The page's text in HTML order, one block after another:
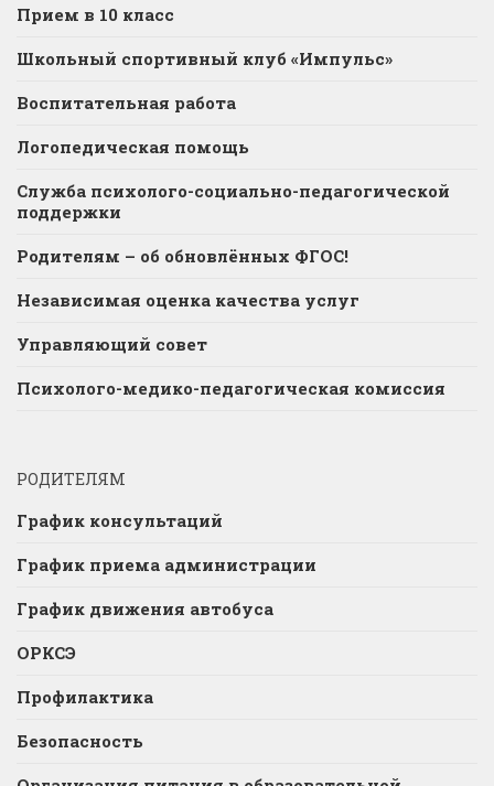
Прием в 10 класс
Школьный спортивный клуб «Импульс»
Воспитательная работа
Логопедическая помощь
Служба психолого-социально-педагогической
поддержки
Родителям – об обновлённых ФГОС!
Независимая оценка качества услуг
Управляющий совет
Психолого-медико-педагогическая комиссия
РОДИТЕЛЯМ
График консультаций
График приема администрации
График движения автобуса
ОРКСЭ
Профилактика
Безопасность